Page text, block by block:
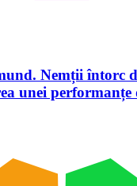
Nemții întorc
unei performanțe